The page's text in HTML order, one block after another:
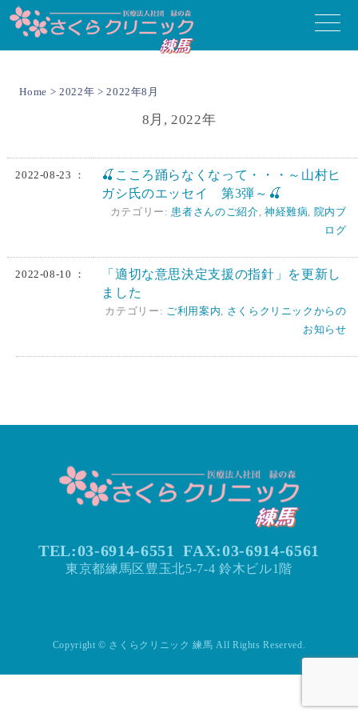
toggle
Home >2022年 > 2022年8月
8月, 2022年
2022-08-23 ：
🍒こころ踊らなくなって・・・～山村ヒ
ガシ氏のエッセイ 第3弾～🍒
カテゴリー:患者さんのご紹介, 神経難病, 院内ブ
ログ
2022-08-10 ：
「適切な意思決定支援の指針」を更新し
ました
カテゴリー: ご利用案内, さくらクリニックからの
お知らせ
TEL:03-6914-6551 FAX:03-6914-6561
東京都練馬区豊玉北5-7-4 鈴木ビル1階
Copyright © さくらクリニック 練馬 All Rights Reserved.